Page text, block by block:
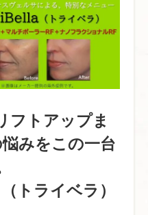
フトアップま
みをこの一台
トライベラ）